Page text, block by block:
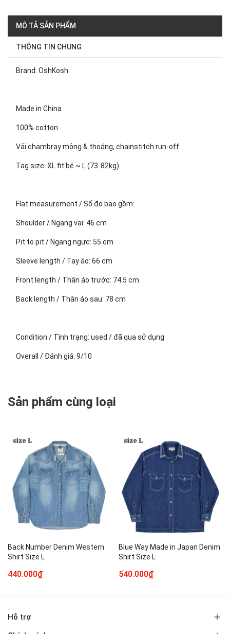
MÔ TẢ SẢN PHẨM
THÔNG TIN CHUNG
Brand: OshKosh
Made in China
100% cotton
Vải chambray mỏng & thoáng, chainstitch run-off
Tag size: XL fit bé ~ L (73-82kg)
Flat measurement / Số đo bao gồm:
Shoulder / Ngang vai: 46 cm
Pit to pit / Ngang ngực: 55 cm
Sleeve length / Tay áo: 66 cm
Front length / Thân áo trước: 74.5 cm
Back length / Thân áo sau: 78 cm
Condition / Tình trạng: used / đã qua sử dụng
Overall / Đánh giá: 9/10
Sản phẩm cùng loại
Back Number Denim Western
Shirt Size L
440.000₫
Blue Way Made in Japan Denim
Shirt Size L
540.000₫
Hỗ trợ